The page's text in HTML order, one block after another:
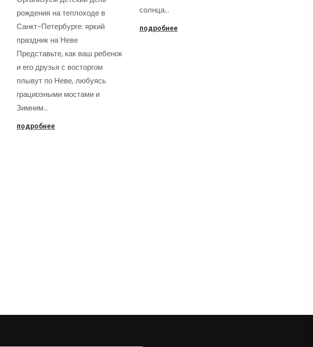
рождения на теплоходе в
Санкт-Петербурге: яркий
праздник на Неве
Представьте, как ваш ребенок
и его друзья с восторгом
плывут по Неве, любуясь
грациозными мостами и
Зимним…
подробнее
солнца…
подробнее